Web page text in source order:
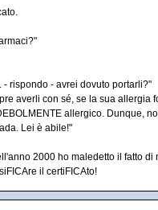
- rispondo - avrei dovuto portarli?"
averli con sé, se la sua allergia
allergico. Dunque,
Lei è abile!"
2000 ho maledetto il fatto di
il certiFICAto!